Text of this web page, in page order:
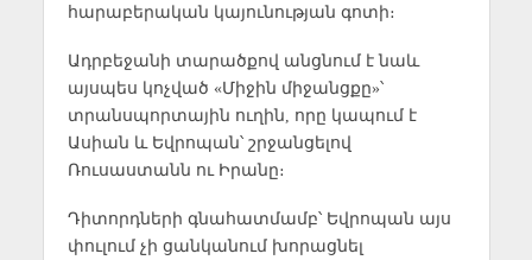
հարաբերական կայունության գոտի։
Ադրբեջանի տարածքով անցնում է նաև
այսպես կոչված «Միջին միջանցքը»՝
տրանսպորտային ուղին, որը կապում է
Ասիան և Եվրոպան՝ շրջանցելով
Ռուսաստանն ու Իրանը։
Դիտորդների գնահատմամբ՝ Եվրոպան այս
փուլում չի ցանկանում խորացնել